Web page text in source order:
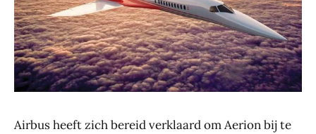
Airbus heeft zich bereid verklaard om Aerion bij te